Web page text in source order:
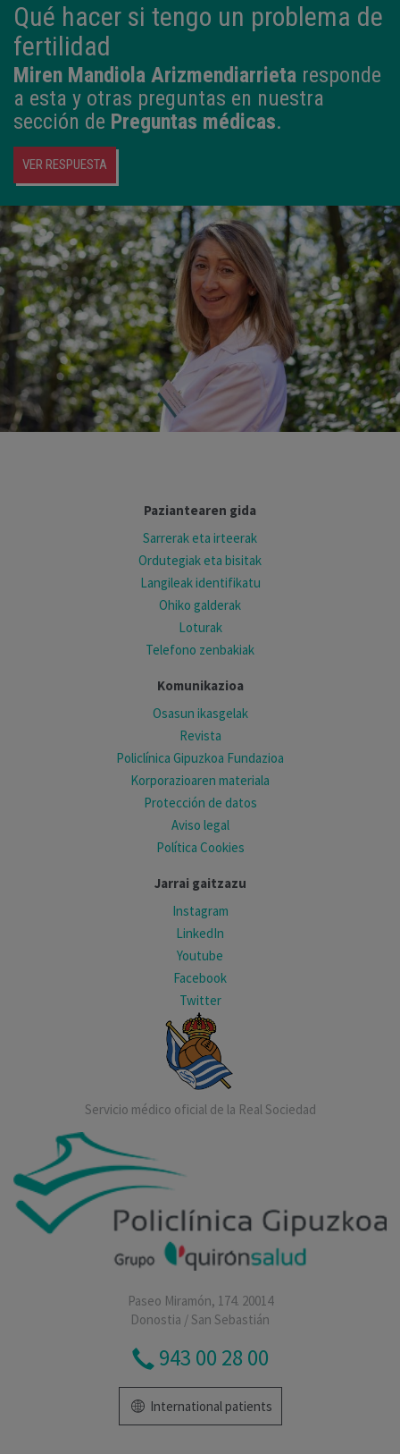
Qué hacer si tengo un problema de
fertilidad
Miren Mandiola Arizmendiarrieta responde
a esta y otras preguntas en nuestra
sección de Preguntas médicas.
VER RESPUESTA
Paziantearen gida
Sarrerak eta irteerak
Ordutegiak eta bisitak
Langileak identifikatu
Ohiko galderak
Loturak
Telefono zenbakiak
Komunikazioa
Osasun ikasgelak
Revista
Policlínica Gipuzkoa Fundazioa
Korporazioaren materiala
Protección de datos
Aviso legal
Política Cookies
Jarrai gaitzazu
Instagram
LinkedIn
Youtube
Facebook
Twitter
Servicio médico oficial de la Real Sociedad
Paseo Miramón, 174. 20014
Donostia / San Sebastián
943 00 28 00
International patients